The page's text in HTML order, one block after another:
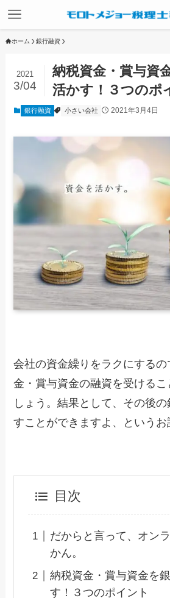
ホーム 銀行融資
納税資金・賞与資
活かす！３つのポ
2021
3/04
銀行融資 小さい会社 2021年3月4日
会社の資金繰りをラクにする
金・賞与資金の融資を受けるこ
しょう。結果として、その後
すことができますよ、というお
目次
だからと言って、オン
かん。
納税資金・賞与資金を
す！３つのポイント